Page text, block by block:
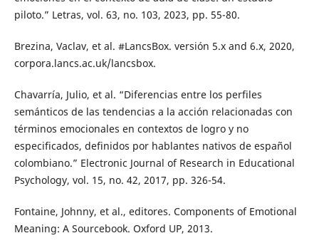
piloto.” Letras, vol. 63, no. 103, 2023, pp. 55-80.
Brezina, Vaclav, et al. #LancsBox. versión 5.x and 6.x, 2020,
corpora.lancs.ac.uk/lancsbox.
Chavarría, Julio, et al. “Diferencias entre los perfiles
semánticos de las tendencias a la acción relacionadas con
términos emocionales en contextos de logro y no
especificados, definidos por hablantes nativos de español
colombiano.” Electronic Journal of Research in Educational
Psychology, vol. 15, no. 42, 2017, pp. 326-54.
Fontaine, Johnny, et al., editores. Components of Emotional
Meaning: A Sourcebook. Oxford UP, 2013.